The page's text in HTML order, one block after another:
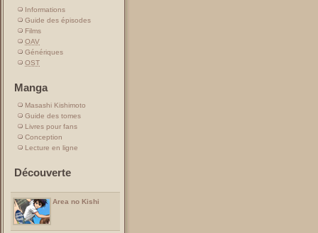
Informations
Guide des épisodes
Films
OAV
Génériques
OST
Manga
Masashi Kishimoto
Guide des tomes
Livres pour fans
Conception
Lecture en ligne
Découverte
Area no Kishi